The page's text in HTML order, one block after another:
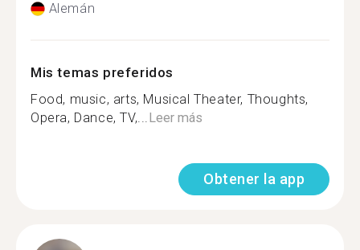
Alemán
Mis temas preferidos
Food, music, arts, Musical Theater, Thoughts,
Opera, Dance, TV,...Leer más
Obtener la app